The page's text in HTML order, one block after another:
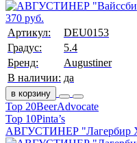
370 руб.
Артикул:
DEU0153
Градус:
5.4
Бренд:
Augustiner
В наличии: да
в корзину
Top 20BeerAdvocate
Top 10Pinta’s
АВГУСТИНЕР "Лагербир